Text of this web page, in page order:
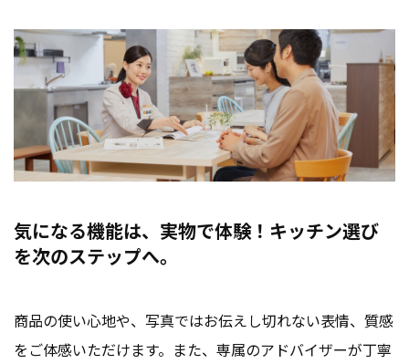
気になる機能は、実物で体験！キッチン選び
を次のステップへ。
商品の使い心地や、写真ではお伝えし切れない表情、質感
をご体感いただけます。また、専属のアドバイザーが丁寧